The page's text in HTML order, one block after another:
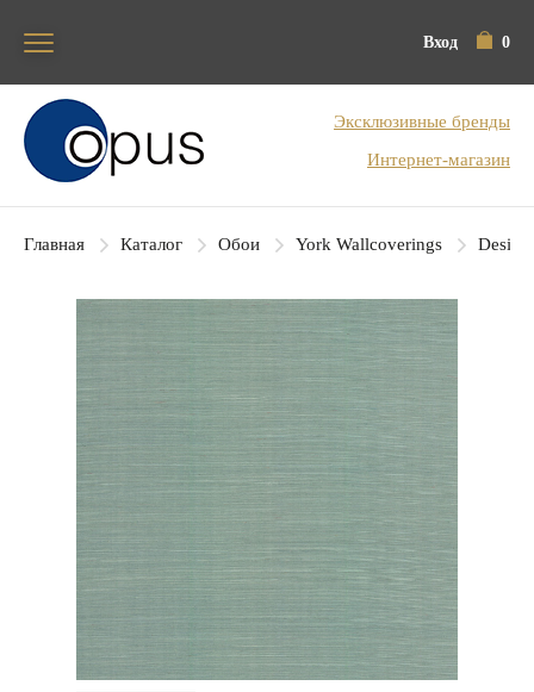
Вход 0
Блок поиска
Эксклюзивные бренды
Интернет-магазин
Главная Каталог Обои York Wallcoverings